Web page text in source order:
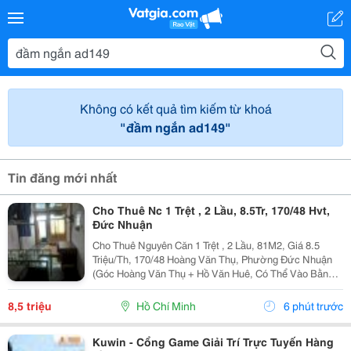
Không có kết quả tìm kiếm từ khoá
"đầm ngắn ad149"
Tin đăng mới nhất
Cho Thuê Nc 1 Trệt , 2 Lầu, 8.5Tr, 170/48 Hvt,
Đức Nhuận
Cho Thuê Nguyên Căn 1 Trệt , 2 Lầu, 81M2, Giá 8.5
Triệu/Th, 170/48 Hoàng Văn Thụ, Phường Đức Nhuận
(Góc Hoàng Văn Thụ + Hồ Văn Huê, Có Thể Vào Bằng
Hẽm 44 Hồ Văn Huê) Nội Thất Đầy Đủ: 2 Máy Lạnh, 2
Máy Nước Nóng, 1 Bồn Tắm, Điện Nước Chính. Gần...
8,5 triệu Hồ Chí Minh 6 phút trước
Kuwin - Cổng Game Giải Trí Trực Tuyến Hàng